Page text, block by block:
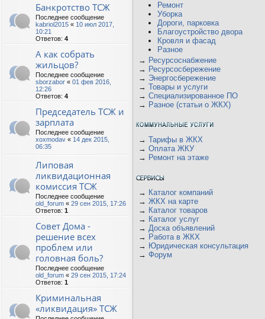
Банкротство ТСЖ
Последнее сообщение
kabriol2015 « 10 июл 2017,
10:21
Ответов: 4
А как собрать
жильцов?
Последнее сообщение
sborzabor « 01 фев 2016,
12:26
Ответов: 4
Председатель ТСЖ и
зарплата
Последнее сообщение
xoxmodav « 14 дек 2015,
06:35
Липовая
ликвидационная
комиссия ТСЖ
Последнее сообщение
old_forum « 29 сен 2015, 17:26
Ответов: 1
Совет Дома -
решение всех
проблем или
головная боль?
Последнее сообщение
old_forum « 29 сен 2015, 17:24
Ответов: 1
Криминальная
«ликвидация» ТСЖ
Ремонт
Уборка
Дороги, парковка
Благоустройство двора
Кровля и фасад
Разное
→ Ресурсоснабжение
→ Ресурсосбережение
→ Энергосбережение
→ Товары и услуги
→ Специализированное ПО
→ Разное (статьи о ЖКХ)
→ Тарифы в ЖКХ
→ Оплата ЖКУ
→ Ремонт на этаже
→ Каталог компаний
→ ЖКХ на карте
→ Каталог товаров
→ Каталог услуг
→ Доска объявлений
→ Работа в ЖКХ
→ Юридическая консультация
→ Форум